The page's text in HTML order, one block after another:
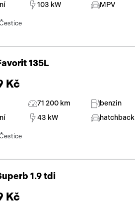
103 kW MPV
135L
Kč
71 200 km
benzin
43 kW hatchback
1.9 tdi
Kč